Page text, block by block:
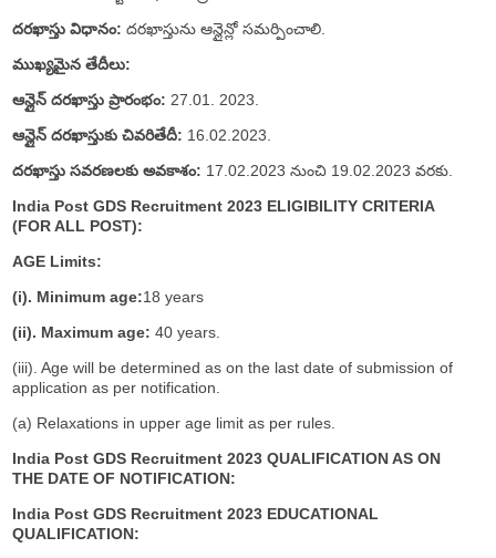
దరఖాస్తు విధానం: దరఖాస్తును ఆన్లైన్లో సమర్పించాలి.
ముఖ్యమైన తేదీలు:
ఆన్లైన్ దరఖాస్తు ప్రారంభం: 27.01. 2023.
ఆన్లైన్ దరఖాస్తుకు చివరితేదీ: 16.02.2023.
దరఖాస్తు సవరణలకు అవకాశం: 17.02.2023 నుంచి 19.02.2023 వరకు.
India Post GDS Recruitment 2023 ELIGIBILITY CRITERIA
(FOR ALL POST):
AGE Limits:
(i). Minimum age:18 years
(ii). Maximum age: 40 years.
(iii). Age will be determined as on the last date of submission of
application as per notification.
(a) Relaxations in upper age limit as per rules.
India Post GDS Recruitment 2023 QUALIFICATION AS ON
THE DATE OF NOTIFICATION:
India Post GDS Recruitment 2023 EDUCATIONAL
QUALIFICATION: